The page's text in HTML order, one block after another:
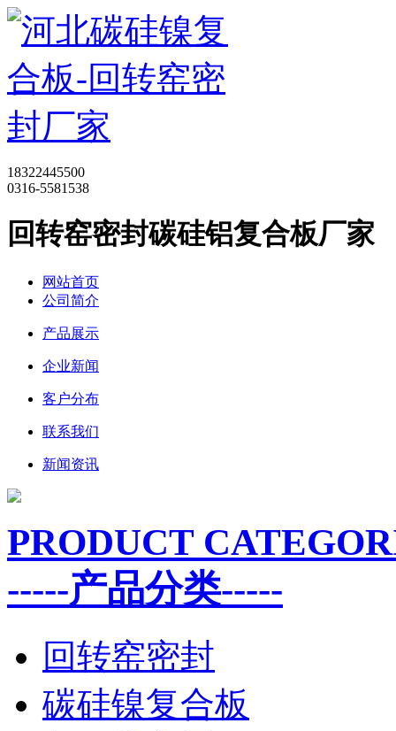
18322445500
0316-5581538
回转窑密封碳硅铝复合板厂家
网站首页
公司简介
产品展示
企业新闻
客户分布
联系我们
新闻资讯
PRODUCT
-----产品分类-----
回转窑密封
碳硅镍复合板